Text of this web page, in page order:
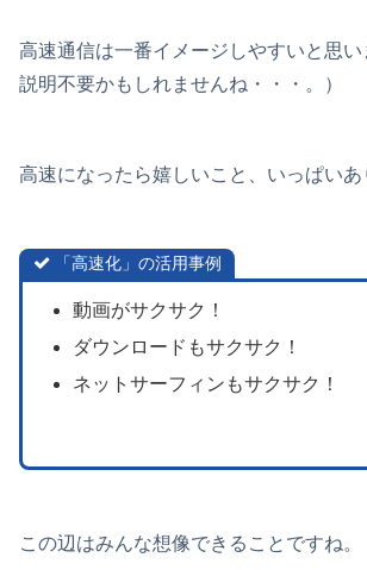
高速通信は一番イメージしやすいと思
説明不要かもしれませんね・・・。）
高速になったら嬉しいこと、いっぱいあ
「高速化」の活用事例
動画がサクサク！
ダウンロードもサクサク！
ネットサーフィンもサクサク！
この辺はみんな想像できることですね。